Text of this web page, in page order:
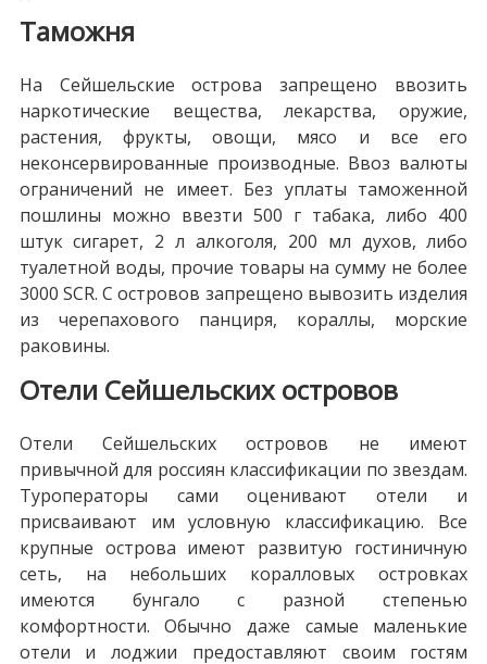
Таможня
На Сейшельские острова запрещено ввозить
наркотические вещества, лекарства, оружие,
растения, фрукты, овощи, мясо и все его
неконсервированные производные. Ввоз валюты
ограничений не имеет. Без уплаты таможенной
пошлины можно ввезти 500 г табака, либо 400
штук сигарет, 2 л алкоголя, 200 мл духов, либо
туалетной воды, прочие товары на сумму не более
3000 SCR. С островов запрещено вывозить изделия
из черепахового панциря, кораллы, морские
раковины.
Отели Сейшельских островов
Отели Сейшельских островов не имеют
привычной для россиян классификации по звездам.
Туроператоры сами оценивают отели и
присваивают им условную классификацию. Все
крупные острова имеют развитую гостиничную
сеть, на небольших коралловых островках
имеются бунгало с разной степенью
комфортности. Обычно даже самые маленькие
отели и лоджии предоставляют своим гостям